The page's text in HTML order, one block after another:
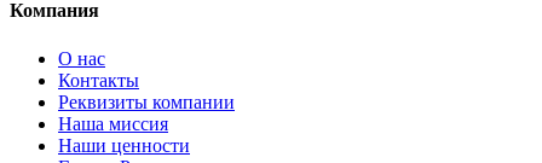
Компания
О нас
Контакты
Реквизиты компании
Наша миссия
Наши ценности